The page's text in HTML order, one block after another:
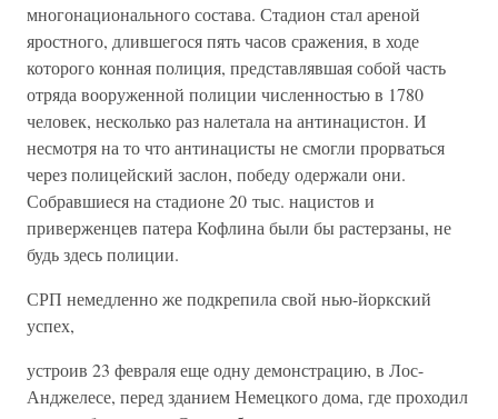
многонационального состава. Стадион стал ареной
яростного, длившегося пять часов сражения, в ходе
которого конная полиция, представлявшая собой часть
отряда вооруженной полиции численностью в 1780
человек, несколько раз налетала на антинацистон. И
несмотря на то что антинацисты не смогли прорваться
через полицейский заслон, победу одержали они.
Собравшиеся на стадионе 20 тыс. нацистов и
приверженцев патера Кофлина были бы растерзаны, не
будь здесь полиции.
СРП немедленно же подкрепила свой нью-йоркский
успех,
устроив 23 февраля еще одну демонстрацию, в Лос-
Анджелесе, перед зданием Немецкого дома, где проходил